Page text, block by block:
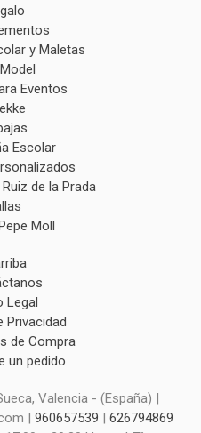
y Maletas
Eventos
Escolar
de la Prada
Moll
Legal
Privacidad
de Compra
un pedido
Valencia - (España) |
| 960657539 | 626794869